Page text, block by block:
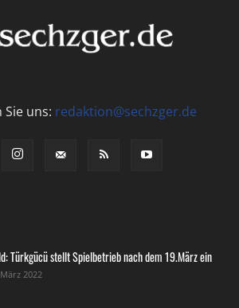
uns: redaktion@sechzger.de
Türkgücü stellt Spielbetrieb nach dem 19.März ein
2022